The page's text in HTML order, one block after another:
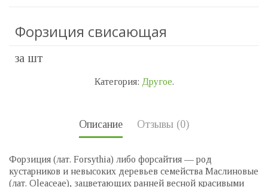
Форзиция свисающая
за шт
Категория: Другое.
Описание Отзывы (0)
Форзиция (лат. Forsythia) либо форсайтия — род
кустарников и невысоких деревьев семейства Маслиновые
(лат. Oleaceae), зацветающих ранней весной красивыми